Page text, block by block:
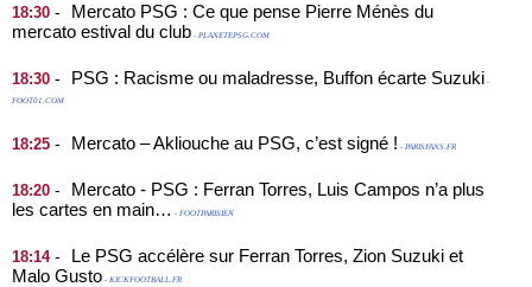
18:30 -
Mercato PSG : Ce que pense Pierre Ménès du
mercato estival du club - PLANETEPSG.COM
18:30 - PSG : Racisme ou maladresse, Buffon écarte Suzuki -
FOOT01.COM
18:25 - Mercato – Akliouche au PSG, c’est signé ! - PARISFANS.FR
18:20 -
Mercato - PSG : Ferran Torres, Luis Campos n’a plus
les cartes en main… - FOOTPARISIEN
18:14-
Le PSG accélère sur Ferran Torres, Zion Suzuki et
Malo Gusto - KICKFOOTBALL.FR